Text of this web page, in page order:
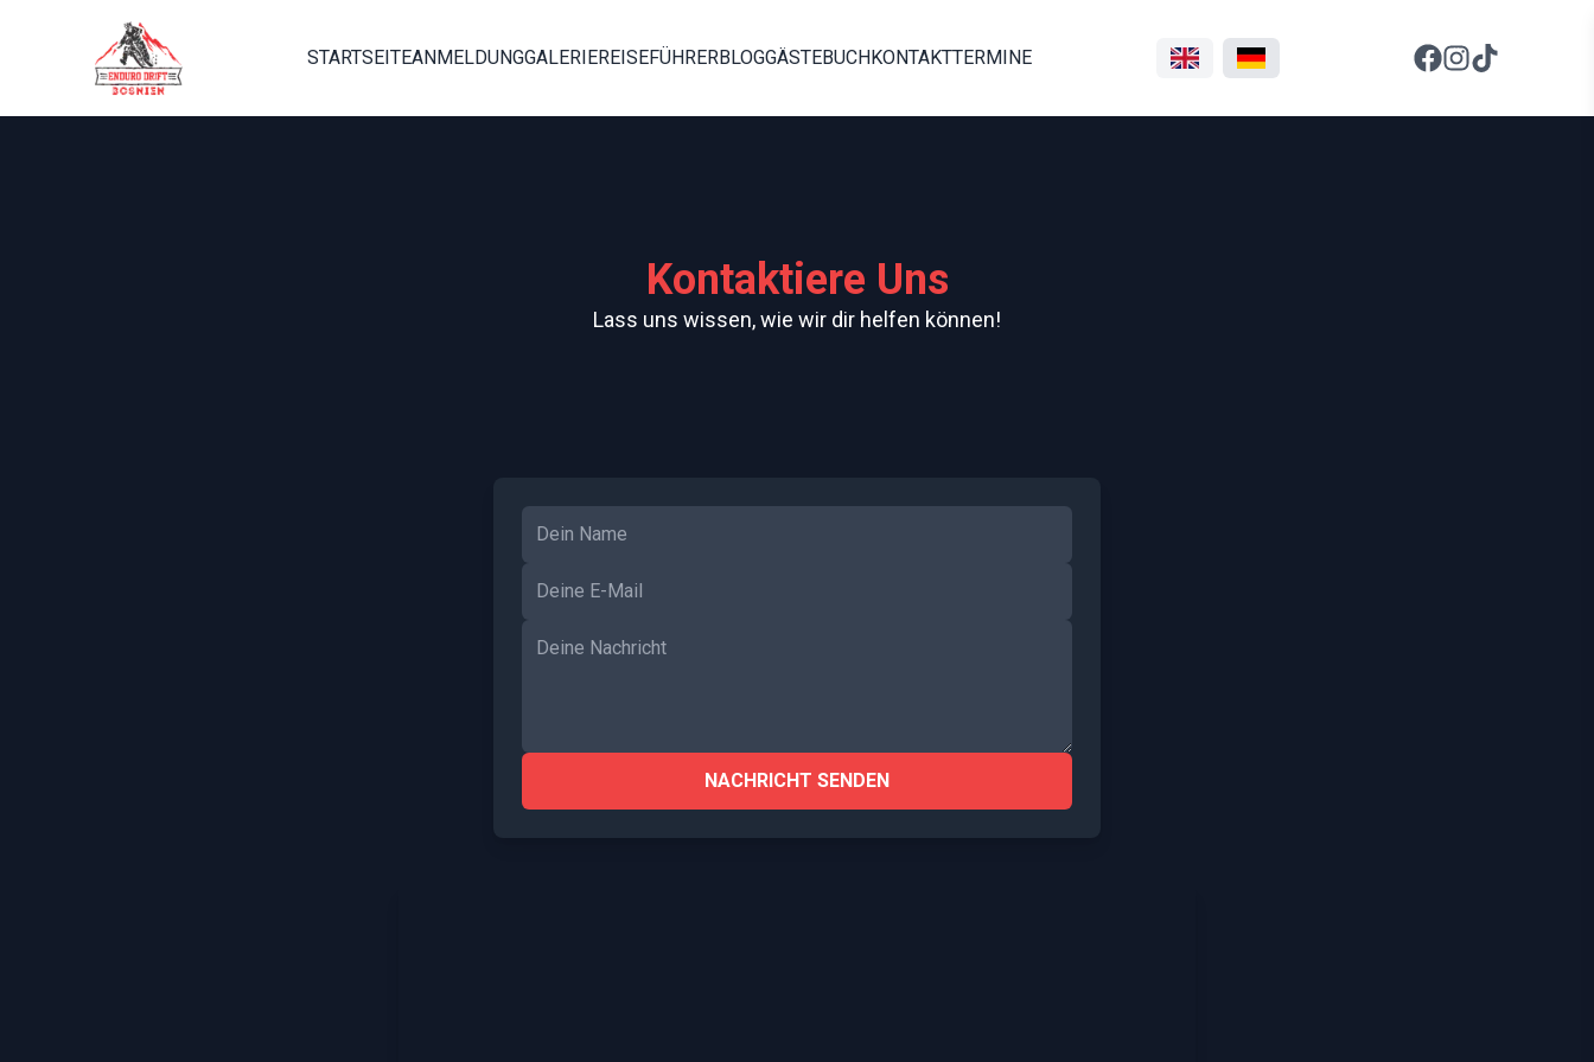
STARTSEITEANMELDUNGGALERIEREISEFÜHRERBLOGGÄSTEBUCHKONTAKTTERMINE
Kontaktiere Uns
Lass uns wissen, wie wir dir helfen können!
NACHRICHT SENDEN